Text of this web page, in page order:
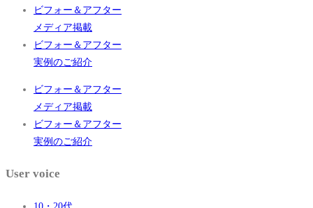
ビフォー＆アフター
メディア掲載
ビフォー＆アフター
実例のご紹介
ビフォー＆アフター
メディア掲載
ビフォー＆アフター
実例のご紹介
User voice